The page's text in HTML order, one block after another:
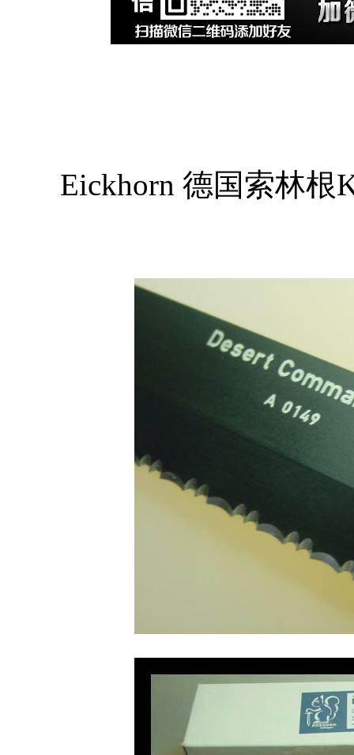
Eickhorn 德国索林根